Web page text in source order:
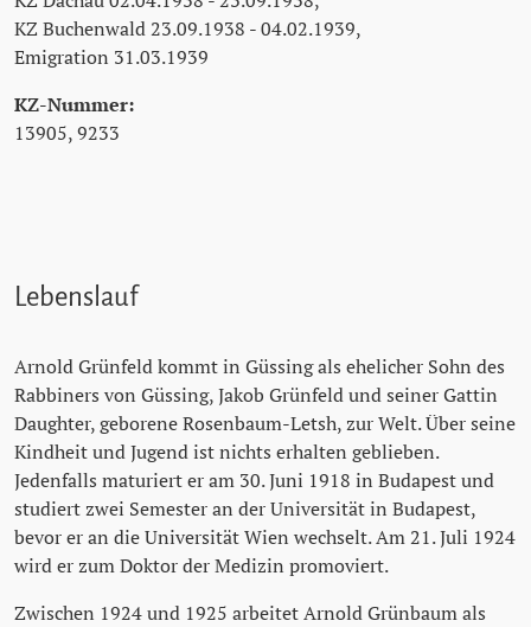
KZ Buchenwald 23.09.1938 - 04.02.1939,
Emigration 31.03.1939
KZ-Nummer:
13905, 9233
Lebenslauf
Arnold Grünfeld kommt in Güssing als ehelicher Sohn des
Rabbiners von Güssing, Jakob Grünfeld und seiner Gattin
Daughter, geborene Rosenbaum-Letsh, zur Welt. Über seine
Kindheit und Jugend ist nichts erhalten geblieben.
Jedenfalls maturiert er am 30. Juni 1918 in Budapest und
studiert zwei Semester an der Universität in Budapest,
bevor er an die Universität Wien wechselt. Am 21. Juli 1924
wird er zum Doktor der Medizin promoviert.
Zwischen 1924 und 1925 arbeitet Arnold Grünbaum als